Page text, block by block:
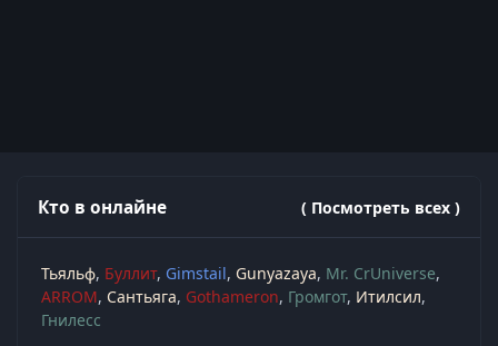
Кто в онлайне ( Посмотреть всех )
Тьяльф Буллит Gimstail Gunyazaya Mr. CrUniverse
ARROM Сантьяга Gothameron Громгот Итилсил
Гнилесс